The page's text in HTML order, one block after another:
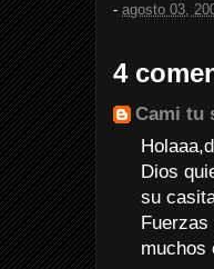
- agosto 03,
4
Cami tu
Dios
su
Fuerzas
muchos